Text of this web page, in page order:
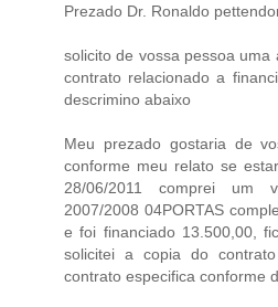
Prezado Dr. Ronaldo
solicito de vossa pessoa
contrato relacionado a
descrimino abaixo
Meu prezado gostaria de
conforme meu relato se
28/06/2011 comprei um
2007/2008 04PORTAS
e foi financiado 13.500,00,
solicitei a copia do
contrato especifica conforme